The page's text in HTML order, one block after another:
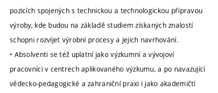
pozicích spojených s technickou a technologickou přípravou
výroby, kde budou na základě studiem získaných znalostí
schopni rozvíjet výrobní procesy a jejich navrhování.
• Absolventi se též uplatní jako výzkumní a vývojoví
pracovníci v centrech aplikovaného výzkumu, a po navazující
vědecko-pedagogické a zahraniční praxi i jako akademičtí